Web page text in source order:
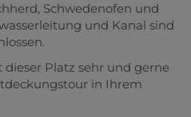
Schwedenofen und
und Kanal sind
Platz sehr und gerne
in Ihrem